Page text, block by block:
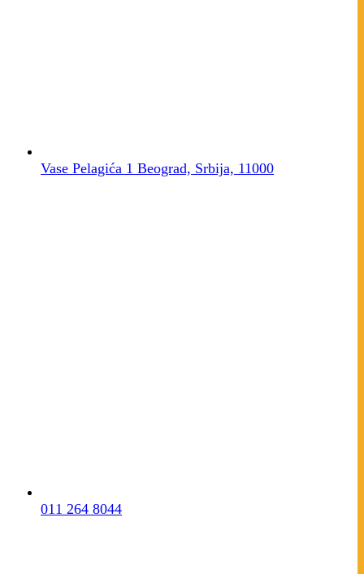
Vase Pelagića 1 Beograd, Srbija, 11000
011 264 8044